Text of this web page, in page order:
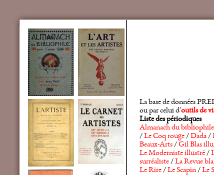
La base de données
ou par celui d'outils de
Liste des périodiques
Almanach du bibliophile
/Le Coq rouge/Dada/
Beaux-Arts/Gil Blas
Le Moderniste illustré/
surréaliste/La Revue
Le Rire/Le Scapin/Le